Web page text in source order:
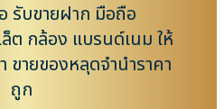
รับขายฝาก มือถือ
ต กล้อง แบรนด์เนม ให้
ขายของหลุดจำนำราคา
ถูก